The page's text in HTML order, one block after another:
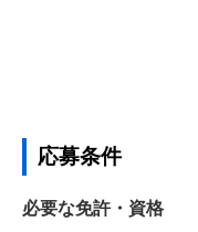
応募条件
必要な免許・資格